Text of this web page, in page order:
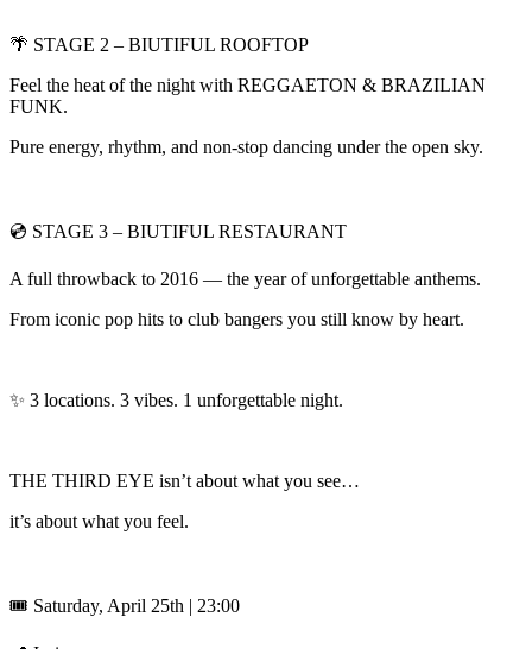
🌴 STAGE 2 – BIUTIFUL ROOFTOP
Feel the heat of the night with REGGAETON & BRAZILIAN
FUNK.
Pure energy, rhythm, and non-stop dancing under the open sky.
💿 STAGE 3 – BIUTIFUL RESTAURANT
A full throwback to 2016 — the year of unforgettable anthems.
From iconic pop hits to club bangers you still know by heart.
✨ 3 locations. 3 vibes. 1 unforgettable night.
THE THIRD EYE isn’t about what you see…
it’s about what you feel.
🎟️ Saturday, April 25th | 23:00